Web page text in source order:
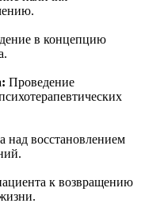
в концепцию
Проведение
над восстановлением
к возвращению